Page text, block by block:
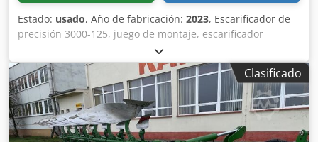
Estado: usado, Año de fabricación: 2023, Escarificador de
precisión 3000-125, juego de montaje, escarificador
ajustable. Marcador de surcos adicional / electrónico 3000
AmaDrill 2 para Cataya. Sensor de radar / internacional.
Sensor analógico de posición de trabajo. Conmutación
electrónica de rodadas / válvula de control y rodado
hidráulico. Dcsdpfxetgpggj Abrjk
Clasificado